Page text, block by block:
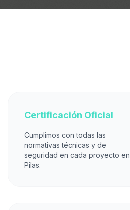
Certificación Oficial
Cumplimos con todas las
normativas técnicas y de
seguridad en cada proyecto en
Pilas.